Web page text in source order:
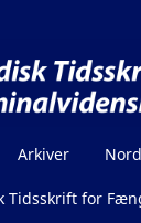
Arkiver
Tidsskrift for